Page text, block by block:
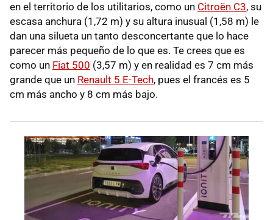
en el territorio de los utilitarios, como un Citroën C3, su
escasa anchura (1,72 m) y su altura inusual (1,58 m) le
dan una silueta un tanto desconcertante que lo hace
parecer más pequeño de lo que es. Te crees que es
como un Fiat 500 (3,57 m) y en realidad es 7 cm más
grande que un Renault 5 E-Tech, pues el francés es 5
cm más ancho y 8 cm más bajo.